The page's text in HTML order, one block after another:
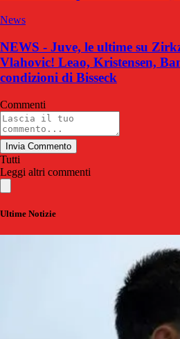
News
NEWS - Juve, le ultime su
Vlahovic! Leao, Kristensen,
condizioni di Bisseck
Commenti
Invia Commento
Tutti
Leggi altri commenti
Ultime Notizie